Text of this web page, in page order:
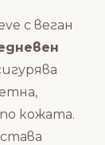
с веган
кожата.